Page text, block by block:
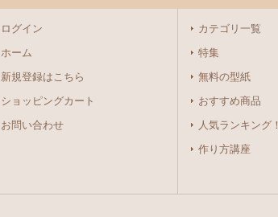
ログイン
ホーム
新規登録はこちら
ショッピングカート
お問い合わせ
カテゴリ一覧
特集
無料の型紙
おすすめ商品
人気ランキング！
作り方講座